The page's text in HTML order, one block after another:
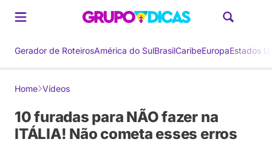
Gerador de RoteirosAmérica do SulBrasilCaribeEuropaEstados
Home Vídeos
10 furadas para NÃO fazer na
ITÁLIA! Não cometa esses erros